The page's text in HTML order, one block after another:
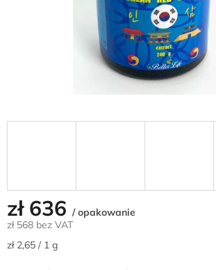
zł 636 / opakowanie
zł 568 bez VAT
Cena
zł 2,65 / 1 g